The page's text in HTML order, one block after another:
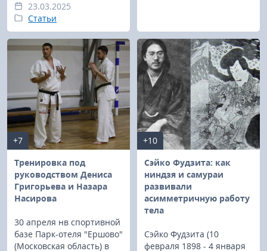
23.03.2025
Статьи
+7
Тренировка под
руководством Дениса
Григорьева и Назара
Насирова
30 апреля нв спортивной
базе Парк-отеля "Ершово"
(Московская область) в
+10
Сэйко Фудзита: как
ниндзя и самураи
развивали
асимметричную работу
тела
Сэйко Фудзита (10
февраля 1898 - 4 января